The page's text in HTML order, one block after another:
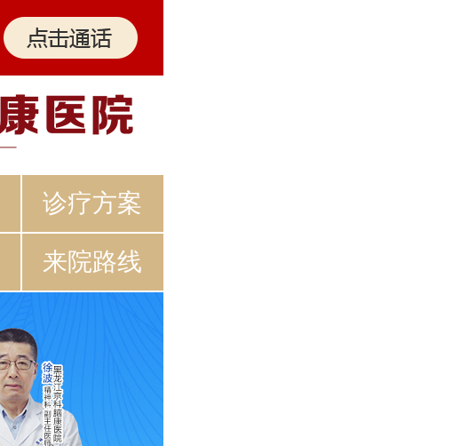
诊疗方案
来院路线